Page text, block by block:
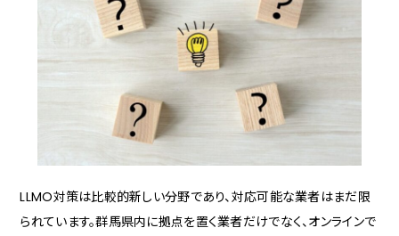
LLMO対策は比較的新しい分野であり、対応可能な業者はまだ限
られています。群馬県内に拠点を置く業者だけでなく、オンラインで